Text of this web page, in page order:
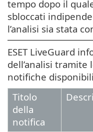
tempo dopo il
sbloccati
l’analisi sia stata
ESET LiveGuard
dell’analisi
notifiche
Titolo
della
notifica